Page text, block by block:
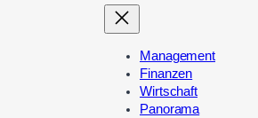
n
Management
Finanzen
Wirtschaft
Panorama